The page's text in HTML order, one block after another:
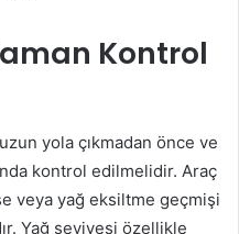
Kontrol
yola çıkmadan önce ve
kontrol edilmelidir. Araç
veya yağ eksiltme geçmişi
Yağ seviyesi özellikle